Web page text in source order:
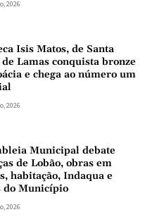
2026
Isis Matos, de Santa
Lamas conquista bronze
e chega ao número um
2026
Municipal debate
de Lobão, obras em
habitação, Indaqua e
do Município
2026